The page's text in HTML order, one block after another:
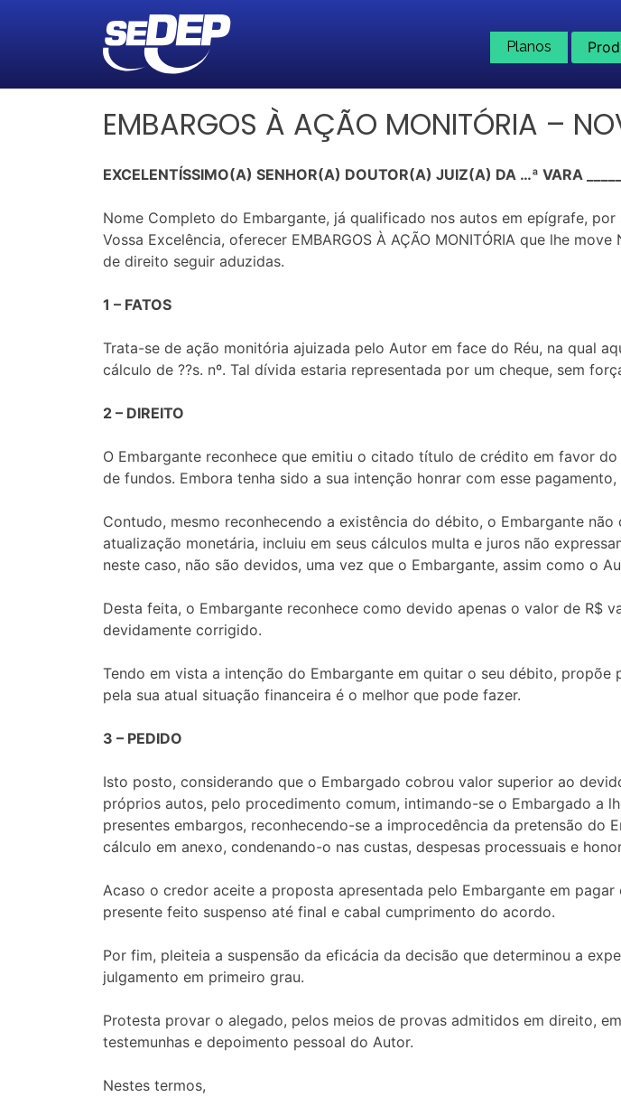
Planos
EMBARGOS À AÇÃO MONITÓRIA –
EXCELENTÍSSIMO(A) SENHOR(A) DOUTOR(A) JUIZ(A) DA …ª VARA
Nome Completo do Embargante, já qualificado nos autos em epígrafe,
Vossa Excelência, oferecer EMBARGOS À AÇÃO MONITÓRIA que lhe
de direito seguir aduzidas.
1 – FATOS
Trata-se de ação monitória ajuizada pelo Autor em face do Réu, na qual
cálculo de ??s. nº. Tal dívida estaria representada por um cheque, sem
2 – DIREITO
O Embargante reconhece que emitiu o citado título de crédito em favor
de fundos. Embora tenha sido a sua intenção honrar com esse
Contudo, mesmo reconhecendo a existência do débito, o Embargante
atualização monetária, incluiu em seus cálculos multa e juros não
neste caso, não são devidos, uma vez que o Embargante, assim como o
Desta feita, o Embargante reconhece como devido apenas o valor de R$
devidamente corrigido.
Tendo em vista a intenção do Embargante em quitar o seu débito,
pela sua atual situação financeira é o melhor que pode fazer.
3 – PEDIDO
Isto posto, considerando que o Embargado cobrou valor superior ao
próprios autos, pelo procedimento comum, intimando-se o Embargado a
presentes embargos, reconhecendo-se a improcedência da pretensão
cálculo em anexo, condenando-o nas custas, despesas processuais e
Acaso o credor aceite a proposta apresentada pelo Embargante em
presente feito suspenso até final e cabal cumprimento do acordo.
Por fim, pleiteia a suspensão da eficácia da decisão que determinou a
julgamento em primeiro grau.
Protesta provar o alegado, pelos meios de provas admitidos em direito,
testemunhas e depoimento pessoal do Autor.
Nestes termos,